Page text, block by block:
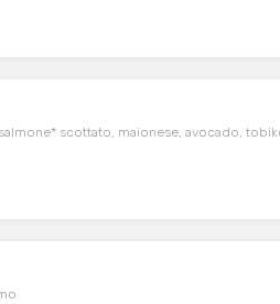
scottato, maionese, avocado,